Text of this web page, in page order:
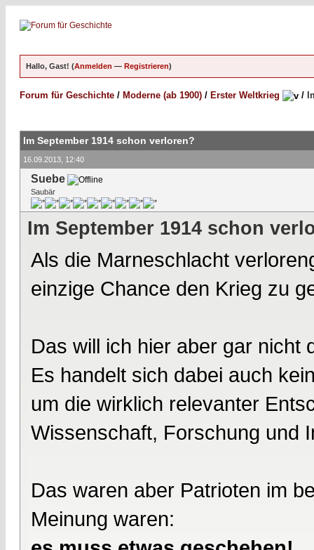
Hallo, Gast! (Anmelden — Registrieren)
Forum für Geschichte / Moderne (ab 1900) / Erster Weltkrieg /
Im September 1914 schon verloren?
16.09.2013, 12:40
Suebe
Saubär
Im September 1914 schon
Als die Marneschlacht
einzige Chance den Krieg zu
Das will ich hier aber gar nicht
Es handelt sich dabei auch
um die wirklich relevanter
Wissenschaft, Forschung und
Das waren aber Patrioten im
Meinung waren: